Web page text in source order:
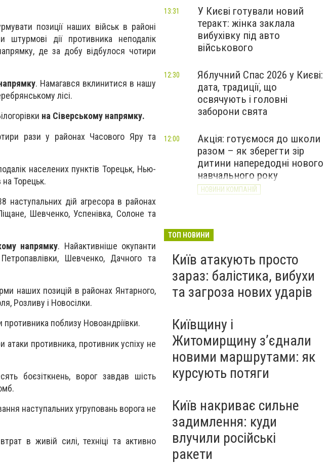
позиції наших військ в районі
штурмові дії противника неподалік
де за добу відбулося чотири
. Намагався вклинитися в нашу
лісі.
на Сіверському напрямку.
рази у районах Часового Яру та
населених пунктів Торецьк, Нью-
Торецьк.
наступальних дій агресора в районах
Шевченко, Успенівка, Солоне та
напрямку. Найактивніше окупанти
Шевченко, Дачного та
наших позицій в районах Янтарного,
Розливу і Новосілки.
противника поблизу Новоандріївки.
атаки противника, противник успіху не
боєзіткнень, ворог завдав шість
наступальних угруповань ворога не
в живій силі, техніці та активно
У Києві готували новий
теракт: жінка заклала
вибухівку під авто
військового
13:31
Яблучний Спас 2026 у Києві:
дата, традиції, що
освячують і головні
заборони свята
12:30
Акція: готуємося до школи
разом – як зберегти зір
дитини напередодні нового
навчального року
НОВИНИ КОМПАНІЙ
12:00
ТОП НОВИНИ
Київ атакують просто
зараз: балістика, вибухи
та загроза нових ударів
Київщину і
Житомирщину з’єднали
новими маршрутами: як
курсують потяги
Київ накриває сильне
задимлення: куди
влучили російські
ракети